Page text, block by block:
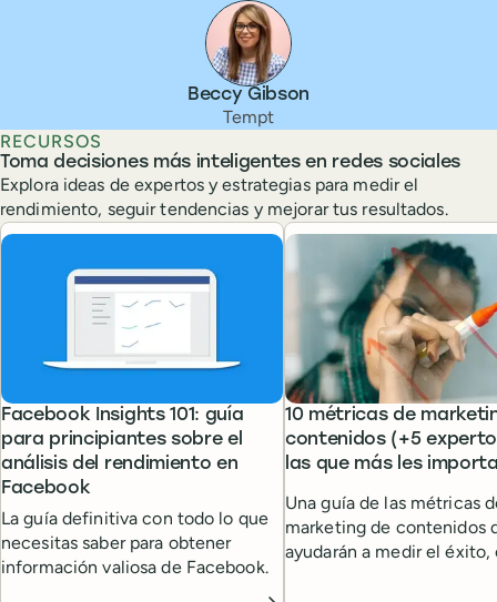
Beccy Gibson
Tempt
RECURSOS
Toma decisiones más inteligentes en redes sociales
Explora ideas de expertos y estrategias para medir el
rendimiento, seguir tendencias y mejorar tus resultados.
Facebook Insights 101: guía
para principiantes sobre el
análisis del rendimiento en
Facebook
La guía definitiva con todo lo que
necesitas saber para obtener
información valiosa de Facebook.
10 métricas de
contenidos (+5
las que más les
Una guía de las métricas
marketing de contenidos
ayudarán a medir el éxito,